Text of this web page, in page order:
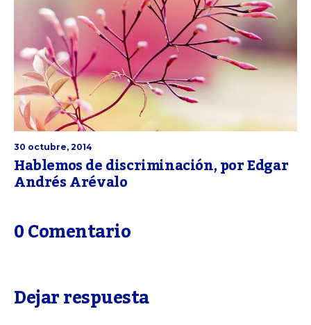
30 octubre, 2014
Hablemos de discriminación, por Edgar
Andrés Arévalo
0 Comentario
Dejar respuesta